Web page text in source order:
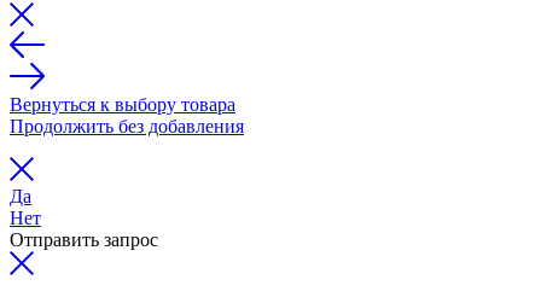
Вернуться к выбору товара
Продолжить без добавления
Да
Нет
Отправить запрос